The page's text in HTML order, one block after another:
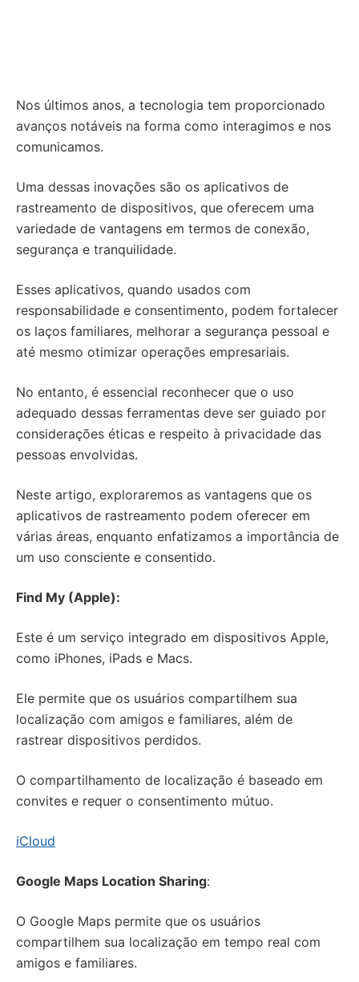
Nos últimos anos, a tecnologia tem proporcionado
avanços notáveis na forma como interagimos e nos
comunicamos.
Uma dessas inovações são os aplicativos de
rastreamento de dispositivos, que oferecem uma
variedade de vantagens em termos de conexão,
segurança e tranquilidade.
Esses aplicativos, quando usados com
responsabilidade e consentimento, podem fortalecer
os laços familiares, melhorar a segurança pessoal e
até mesmo otimizar operações empresariais.
No entanto, é essencial reconhecer que o uso
adequado dessas ferramentas deve ser guiado por
considerações éticas e respeito à privacidade das
pessoas envolvidas.
Neste artigo, exploraremos as vantagens que os
aplicativos de rastreamento podem oferecer em
várias áreas, enquanto enfatizamos a importância de
um uso consciente e consentido.
Find My (Apple):
Este é um serviço integrado em dispositivos Apple,
como iPhones, iPads e Macs.
Ele permite que os usuários compartilhem sua
localização com amigos e familiares, além de
rastrear dispositivos perdidos.
O compartilhamento de localização é baseado em
convites e requer o consentimento mútuo.
iCloud
Google Maps Location Sharing:
O Google Maps permite que os usuários
compartilhem sua localização em tempo real com
amigos e familiares.